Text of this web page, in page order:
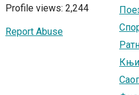
Profile views: 2,244
Report Abuse